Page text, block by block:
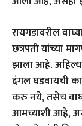
रायगडावरील
छत्रपती यांच्या
झाला आहे.
दंगल घडवायची
करु नये, तसेच
आमच्याशी आहे,